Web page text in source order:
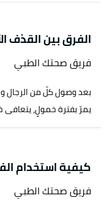
الفرق بين القذف
فريق صحتك الطبي
بعد وصول كلّ من الرجال
يمرّ بفترة خمولٍ، يتعافى
كيفية استخدام
فريق صحتك الطبي